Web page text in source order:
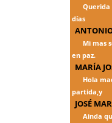
Querida
días
Mi mas
en paz.
MARÍA
Hola
partida,y
JOSÉ
Ainda